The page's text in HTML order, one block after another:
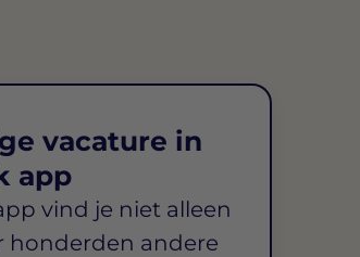
vacature in
app
vind je niet alleen
honderden andere